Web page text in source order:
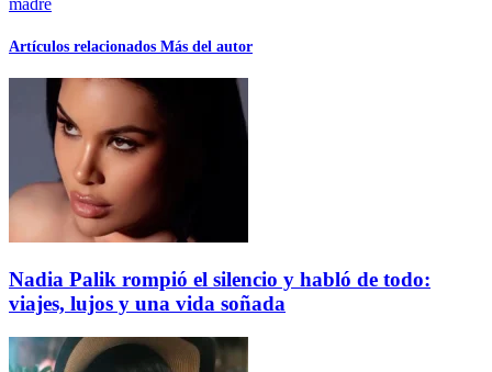
madre
Artículos relacionados Más del autor
Nadia Palik rompió el silencio y habló de todo:
viajes, lujos y una vida soñada